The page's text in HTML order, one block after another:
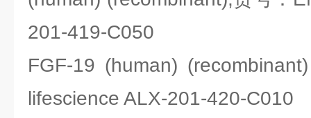
201-419-C050
FGF-19 (human)
lifescience ALX-201-420-C010